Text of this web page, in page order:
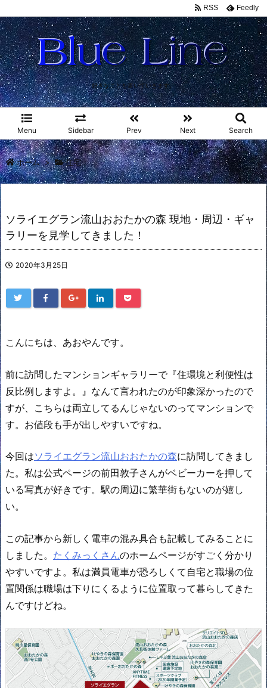
好きなことを書いていきます。
Menu Sidebar Prev Next Search
RSS Feedly
ホーム > 住宅
ソライエグラン流山おおたかの森 現地・周辺・ギャ
ラリーを見学してきました！
2020年3月25日
こんにちは、あおやんです。
前に訪問したマンションギャラリーで『住環境と利便性は
反比例しますよ。』なんて言われたのが印象深かったので
すが、こちらは両立してるんじゃないのってマンションで
す。お値段も手が出しやすいですね。
今回はソライエグラン流山おおたかの森に訪問してきまし
た。私は公式ページの前田敦子さんがベビーカーを押して
いる写真が好きです。駅の周辺に繁華街もないのが嬉し
い。
この記事から新しく電車の混み具合も記載してみることに
しました。 たくみっくさんのホームページがすごく分かり
やすいですよ。私は満員電車が恐ろしくて自宅と職場の位
置関係は職場は下りにくるように位置取って暮らしてきた
んですけどね。